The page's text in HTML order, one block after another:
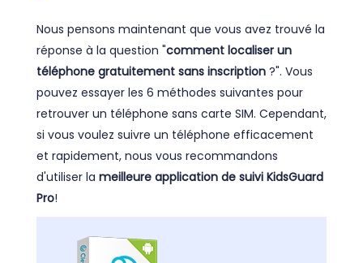
Nous pensons maintenant que vous avez trouvé la
réponse à la question "comment localiser un
téléphone gratuitement sans inscription ?". Vous
pouvez essayer les 6 méthodes suivantes pour
retrouver un téléphone sans carte SIM. Cependant,
si vous voulez suivre un téléphone efficacement
et rapidement, nous vous recommandons
d'utiliser la meilleure application de suivi KidsGuard
Pro!